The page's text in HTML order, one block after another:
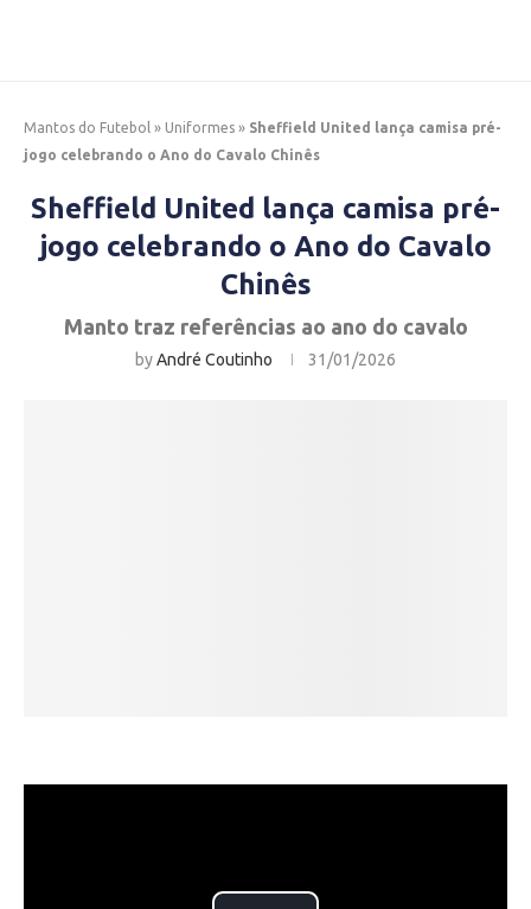
Mantos do Futebol » Uniformes » Sheffield United lança camisa pré-
jogo celebrando o Ano do Cavalo Chinês
Sheffield United lança camisa pré-
jogo celebrando o Ano do Cavalo
Chinês
Manto traz referências ao ano do cavalo
byAndré Coutinho 31/01/2026